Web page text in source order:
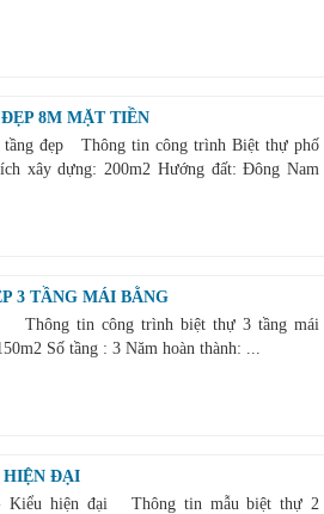
8M MẶT TIỀN
tầng đẹp Thông tin công trình Biệt thự phố
xây dựng: 200m2 Hướng đất: Đông Nam
3 TẦNG MÁI BẰNG
Thông tin công trình biệt thự 3 tầng mái
Số tầng : 3 Năm hoàn thành: ...
HIỆN ĐẠI
Kiểu hiện đại Thông tin mẫu biệt thự 2